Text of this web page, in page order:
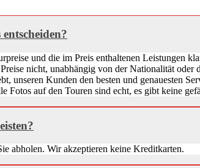
und die im Preis enthaltenen Leistungen
nicht, unabhängig von der Nationalität oder
unseren Kunden den besten und genauesten
Fotos auf den Touren sind echt, es gibt keine
abholen. Wir akzeptieren keine Kreditkarten.